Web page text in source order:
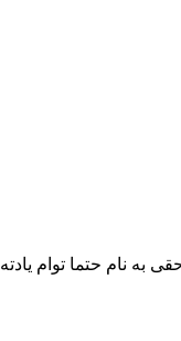
به نام حتما توام یادته